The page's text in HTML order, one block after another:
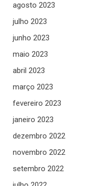
agosto 2023
julho 2023
junho 2023
maio 2023
abril 2023
março 2023
fevereiro 2023
janeiro 2023
dezembro 2022
novembro 2022
setembro 2022